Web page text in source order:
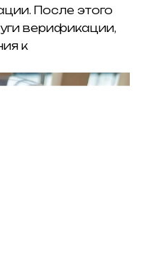
После этого
верификации,
к